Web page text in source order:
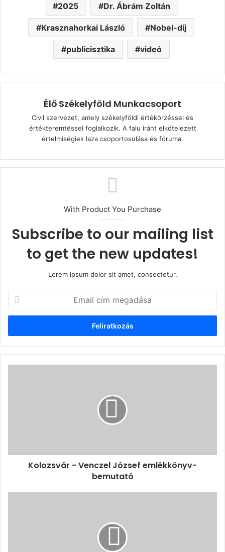
2025 Dr. Ábrám Zoltán
Krasznahorkai László Nobel-díj
publicisztika videó
Élő Székelyföld Munkacsoport
Civil szervezet, amely székelyföldi értékőrzéssel és
értékteremtéssel foglalkozik. A falu iránt elkötelezett
értelmiségiek laza csoportosulása és fóruma.
With Product You Purchase
Subscribe to our mailing list
to get the new updates!
Lorem ipsum dolor sit amet, consectetur.
cím
megadása
Kolozsvár - Venczel József emlékkönyv-
bemutató